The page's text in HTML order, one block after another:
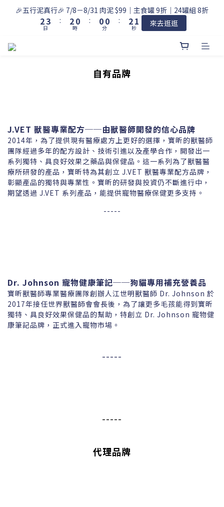
🎉五行泥真行🎉 7/8－8/31 肉泥 $99｜主食罐 9折｜24罐組 8折
3
2
1
4
3
2
日
:
3
2
1
1
0
時
:
1
0
1
0
分
:
3
2
1
2
1
0
秒 來去逛逛
自有品牌
J.VET 獸醫專業配方──由獸醫師開發的信心品牌
2014年，為了提供現有醫療處方上更好的選擇，寶昕的獸醫師
團隊經過多年的配方設計、技術引進以及產學合作，開發出一
系列獨特、具良好效果之藥品與保健品。這一系列為了獸醫醫
療所研發的產品，寶昕特為其創立 J.VET 獸醫專業配方品牌，
彰顯產品的獨特與專業性。寶昕的研發與投資仍不斷進行中，
期望透過 J.VET 系列產品，能提供寵物醫療保健更多支持。
-----
Dr. Johnson 寵物健康筆記──狗貓專用補充營養品
寶昕獸醫師專業醫療團隊創辦人江世明獸醫師 Dr. Johnson 於
2017年接任世界獸醫師會會長後，為了讓更多毛孩能得到寶昕
獨特、具良好效果保健品的幫助，特創立 Dr. Johnson 寵物健
康筆記品牌，正式進入寵物市場。
-----
-----
代理品牌